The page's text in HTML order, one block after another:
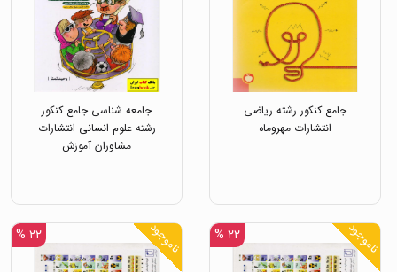
جامع کنکور رشته ریاضی
انتشارات مهروماه
جامعه شناسی جامع کنکور
رشته علوم انسانی انتشارات
مشاوران آموزش
ناموجود ۲۲ % ناموجود ۲۲ %